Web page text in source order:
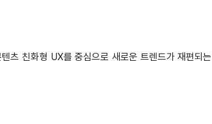
츠 친화형 UX를 중심으로 새로운 트렌드가 재편되는